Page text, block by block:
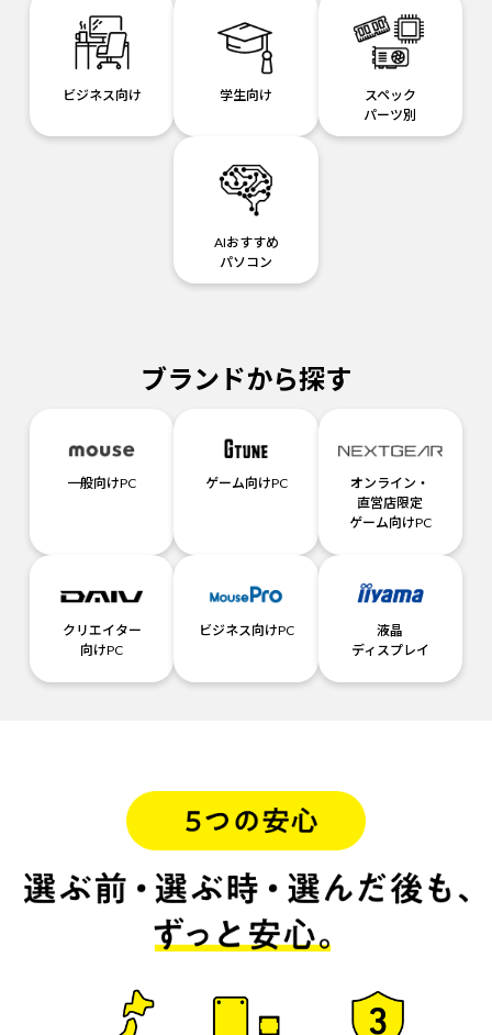
ビジネス向け 学生向け
スペック
パーツ別
AIおすすめ
パソコン
ブランドから探す
一般向けPC ゲーム向けPC
オンライン・
直営店限定
ゲーム向けPC
クリエイター
向けPC
ビジネス向けPC
液晶
ディスプレイ